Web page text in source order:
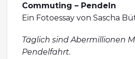
Commuting – Pendeln
Ein Fotoessay von Sascha
Täglich sind Abermillionen
Pendelfahrt.